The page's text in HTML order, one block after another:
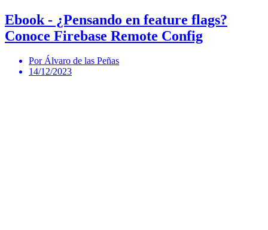
Ebook - ¿Pensando en feature flags?
Conoce Firebase Remote Config
Por Álvaro de las Peñas
14/12/2023